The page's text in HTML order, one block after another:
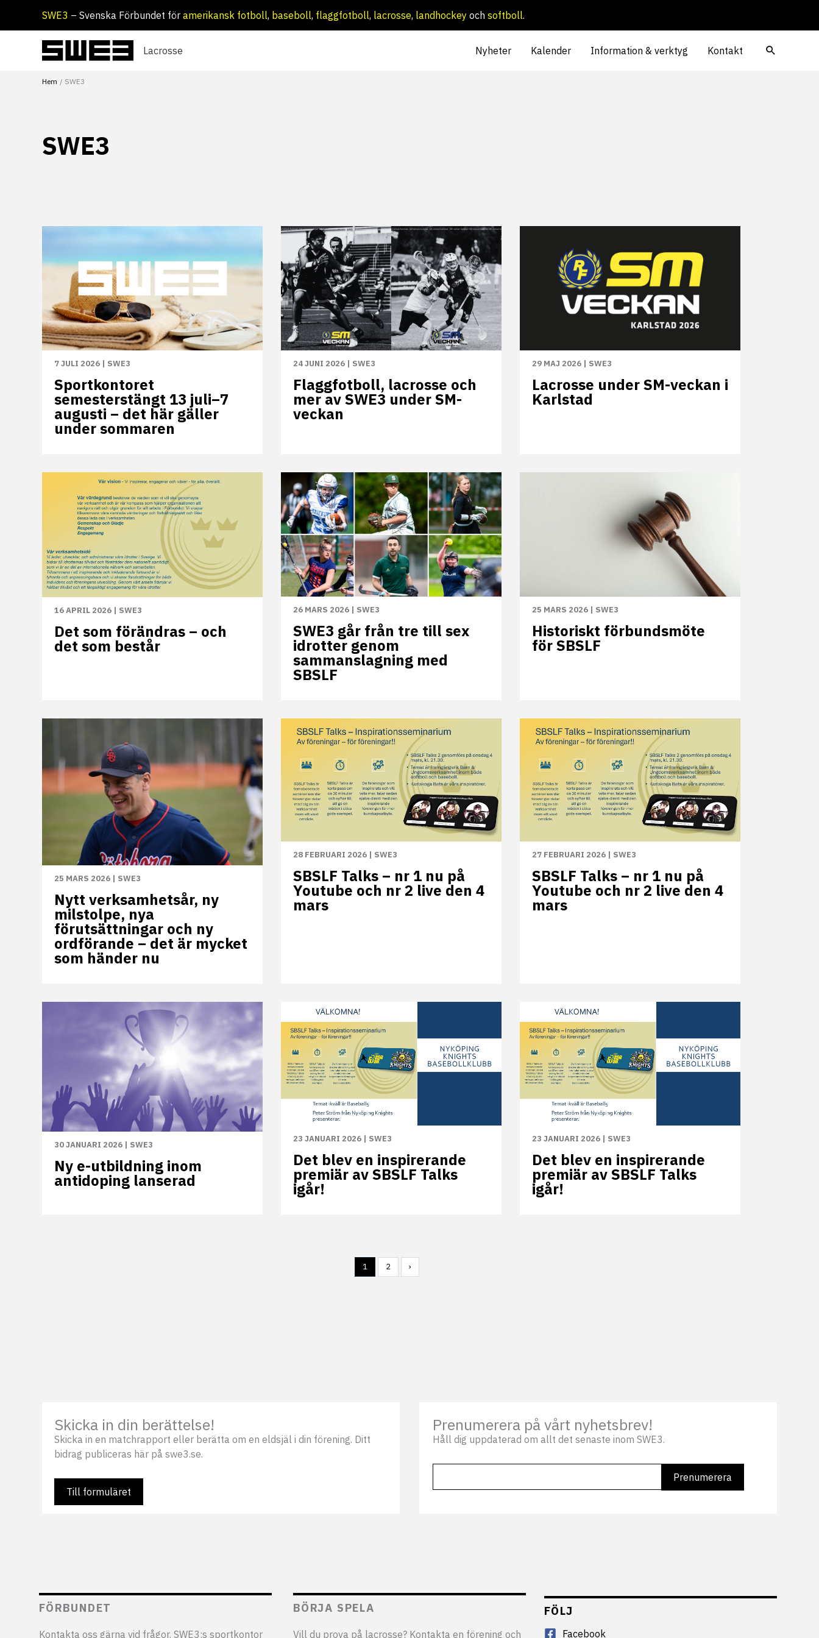
SWE3 – Svenska Förbundet för amerikansk fotboll, baseboll, flaggfotboll, lacrosse, landhockey och softboll.
Lacrosse Nyheter Kalender Information & verktyg Kontakt
Hem SWE3
SWE3
7 JULI 2026 | SWE3
Sportkontoret
semesterstängt 13 juli–7
augusti – det här gäller
under sommaren
24 JUNI 2026 | SWE3
Flaggfotboll, lacrosse och
mer av SWE3 under SM-
veckan
29 MAJ 2026 | SWE3
Lacrosse under SM-veckan i
Karlstad
16 APRIL 2026 | SWE3
Det som förändras – och
det som består
26 MARS 2026 | SWE3
SWE3 går från tre till sex
idrotter genom
sammanslagning med
SBSLF
25 MARS 2026 | SWE3
Historiskt förbundsmöte
för SBSLF
25 MARS 2026 | SWE3
Nytt verksamhetsår, ny
milstolpe, nya
förutsättningar och ny
ordförande – det är mycket
som händer nu
28 FEBRUARI 2026 SWE3
SBSLF Talks – nr 1 nu på
Youtube och nr 2 live den 4
mars
27 FEBRUARI 2026 SWE3
SBSLF Talks – nr 1 nu på
Youtube och nr 2 live den 4
mars
30 JANUARI 2026 | SWE3
Ny e-utbildning inom
antidoping lanserad
23 JANUARI 2026 | SWE3
Det blev en inspirerande
premiär av SBSLF Talks
igår!
23 JANUARI 2026 | SWE3
Det blev en inspirerande
premiär av SBSLF Talks
igår!
1 2 ›
Skicka in din berättelse!
Skicka in en matchrapport eller berätta om en eldsjäl i din förening. Ditt
bidrag publiceras här på swe3.se.
Till formuläret
Prenumerera på vårt nyhetsbrev!
Håll dig uppdaterad om allt det senaste inom SWE3.
FÖRBUNDET
Kontakta oss gärna vid frågor. SWE3:s sportkontor
BÖRJA SPELA
Vill du prova på lacrosse? Kontakta en förening och
FÖLJ
Facebook